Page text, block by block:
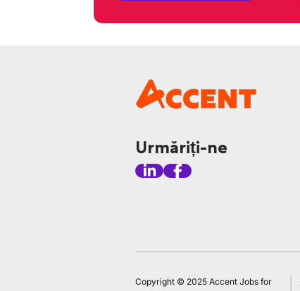
Urmăriți-ne
Copyright © 2025 Accent Jobs for